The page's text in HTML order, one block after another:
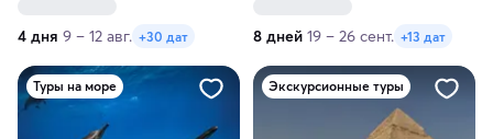
4 дня 9 – 12 авг. +30 дат 8 дней 19 – 26 сент. +13 дат
Туры на море Экскурсионные туры